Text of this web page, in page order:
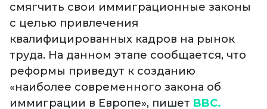
смягчить свои иммиграционные законы
с целью привлечения
квалифицированных кадров на рынок
труда. На данном этапе сообщается, что
реформы приведут к созданию
«наиболее современного закона об
иммиграции в Европе», пишет BBC.